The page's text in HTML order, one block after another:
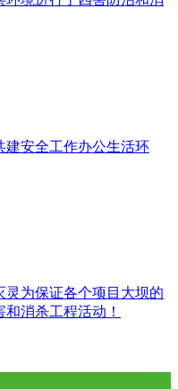
建安全工作办公生活环
为保证各个项目大坝的
消杀工程活动！